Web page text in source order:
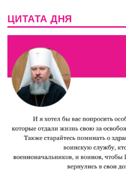
ЦИТАТА ДНЯ